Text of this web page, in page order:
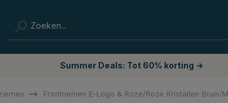
Summer Deals: Tot 60% korting →
Frontriemen E-Logo & Roze/Roze Kristallen Bruin/